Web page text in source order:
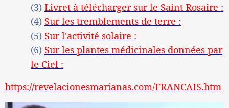
(3) Livret à télécharger sur le Saint Rosaire :
(4) Sur les tremblements de terre :
(5) Sur l'activité solaire :
(6) Sur les plantes médicinales données par
le Ciel :
https://revelacionesmarianas.com/FRANCAIS.htm